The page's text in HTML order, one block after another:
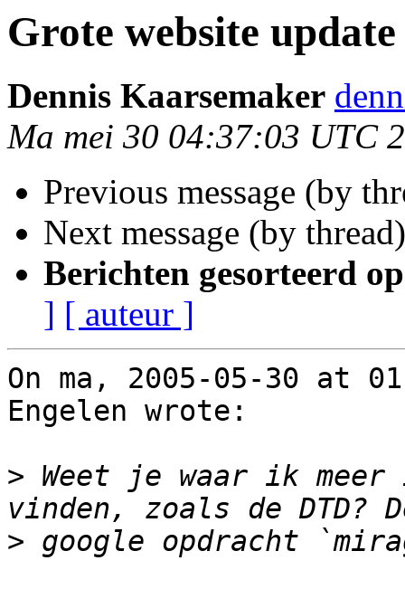
Grote website update
Dennis Kaarsemaker
Ma mei 30 04:37:03 UTC
Previous message (by
Next message (by
Berichten gesorteerd
] [ auteur ]
On ma, 2005-05-30 at
Engelen wrote:
> Weet je waar ik
>